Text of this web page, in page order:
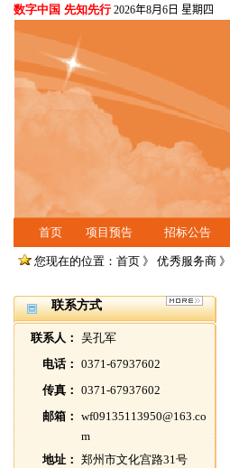
数字中国 先知先行 2026年8月6日 星期四
首页 项目预告 招标公告
您现在的位置：首页 》 优秀服务商 》
联系方式
联系人： 吴孔军
电话： 0371-67937602
传真： 0371-67937602
邮箱： wf09135113950@163.co
m
地址： 郑州市文化宫路31号